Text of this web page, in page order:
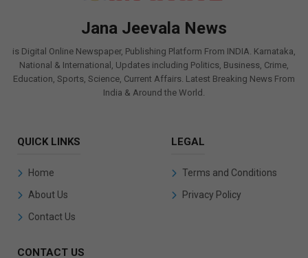
Jana Jeevala News
is Digital Online Newspaper, Publishing Platform From INDIA. Karnataka,
National & International, Updates including Politics, Business, Crime,
Education, Sports, Science, Current Affairs. Latest Breaking News From
India & Around the World.
QUICK LINKS
Home
About Us
Contact Us
LEGAL
Terms and Conditions
Privacy Policy
CONTACT US